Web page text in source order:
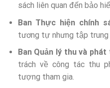
sách liên quan đến bảo
Ban Thực hiện chính
tương tự nhưng tập trung
Ban Quản lý thu và
trách về công tác thu
tượng tham gia.